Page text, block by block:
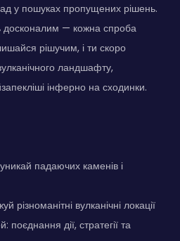
у пошуках пропущених рішень.
досконалим — кожна спроба
рішучим, і ти скоро
ландшафту,
інферно на сходинки.
падаючих каменів і
різноманітні вулканічні локації
дії, стратегії та